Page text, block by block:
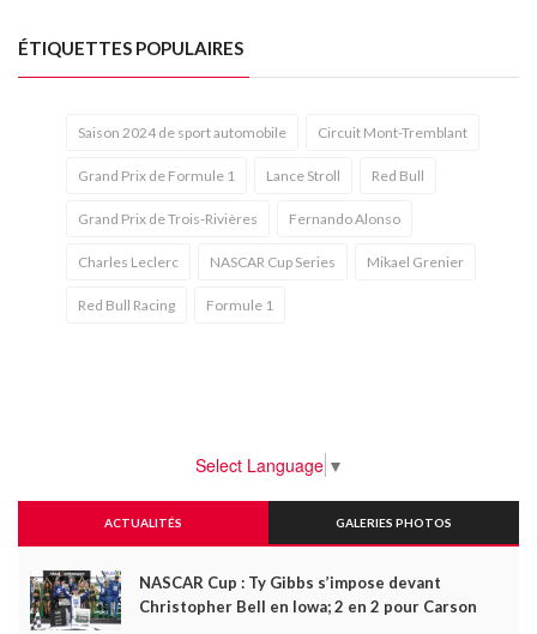
ÉTIQUETTES POPULAIRES
Saison 2024 de sport automobile Circuit Mont-Tremblant
Grand Prix de Formule 1 Lance Stroll Red Bull
Grand Prix de Trois-Rivières Fernando Alonso
Charles Leclerc NASCAR Cup Series Mikael Grenier
Red Bull Racing Formule 1
Select Language ▼
ACTUALITÉS GALERIES PHOTOS
NASCAR Cup : Ty Gibbs s’impose devant
Christopher Bell en Iowa; 2 en 2 pour Carson